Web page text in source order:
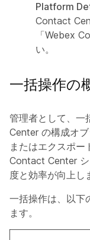
Platform
Contact
「Webex
い。
一括操作の
管理者として、
Center の構成オブ
またはエクスポ
Contact Center
度と効率が向上し
一括操作は、以下
ます。